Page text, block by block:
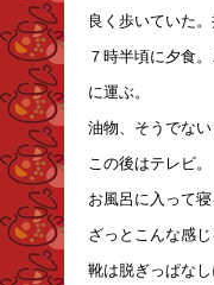
良く歩いていた
７時半頃に夕食
に運ぶ。
油物、そうでない
この後はテレビ。
お風呂に入って
ざっとこんな感じ
靴は脱ぎっぱな